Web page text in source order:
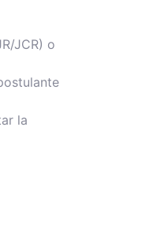
JCR) o
la